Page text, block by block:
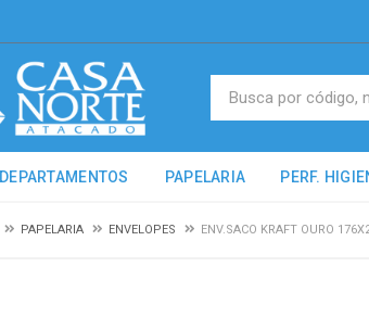
DEPARTAMENTOS PAPELARIA PERF.
PAPELARIA ENVELOPES ENV.SACO KRAFT OURO